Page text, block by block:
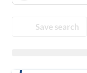
Save search